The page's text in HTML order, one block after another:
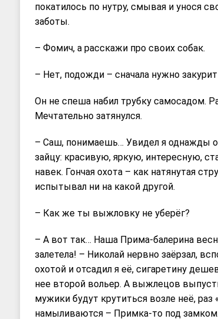
покатилось по нутру, смывая и унося
заботы.
– Фомич, а расскажи про своих собак.
– Нет, подожди – сначала нужно
Он не спеша набил трубку самосадом.
Мечтательно затянулся.
– Саш, понимаешь… Увидел я однажды
зайцу: красивую, яркую, интересную,
навек. Гончая охота – как натянутая
испытывал ни на какой другой.
– Как же ты выжловку не уберёг?
– А вот так… Наша Прима-балерина
залетела! – Николай нервно заёрзал,
охотой и отсадил я её, сигаретину
нее второй вольер. А выжлецов
мужики будут крутиться возле неё, раз
намыливаются – Примка-то под